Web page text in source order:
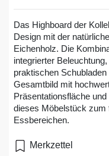
Das Highboard der
Design mit der
Eichenholz. Die
integrierter
praktischen
Gesamtbild mit
Präsentationsfläche
dieses Möbelstück zum
Essbereichen.
Merkzettel